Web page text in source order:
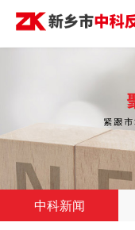
中科新闻